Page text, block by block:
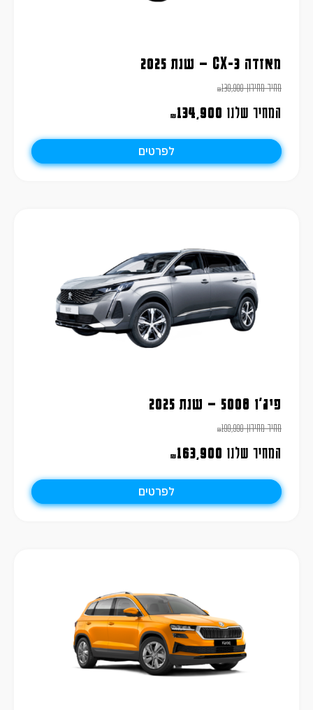
מאזדה CX-3 – שנת 2025
מחיר מחירון ₪139,900
המחיר שלנו ₪134,900
לפרטים
פיג'ו 5008 – שנת 2025
מחיר מחירון ₪199,990
המחיר שלנו ₪163,900
לפרטים